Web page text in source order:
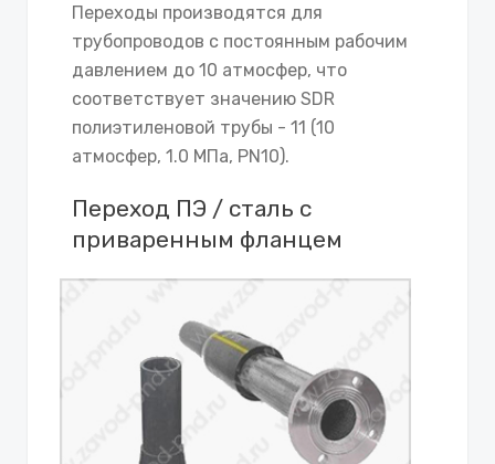
Переходы производятся для
трубопроводов с постоянным рабочим
давлением до 10 атмосфер, что
соответствует значению SDR
полиэтиленовой трубы - 11 (10
атмосфер, 1.0 МПа, PN10).
Переход ПЭ / сталь с
приваренным фланцем